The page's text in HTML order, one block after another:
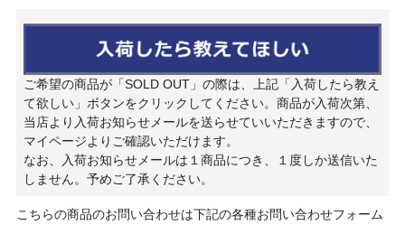
ご希望の商品が「SOLD OUT」の際は、上記「入荷したら教え
て欲しい」ボタンをクリックしてください。商品が入荷次第、
当店より入荷お知らせメールを送らせていいただきますので、
マイページよりご確認いただけます。
なお、入荷お知らせメールは１商品につき、１度しか送信いた
しません。予めご了承ください。
こちらの商品のお問い合わせは下記の各種お問い合わせフォーム